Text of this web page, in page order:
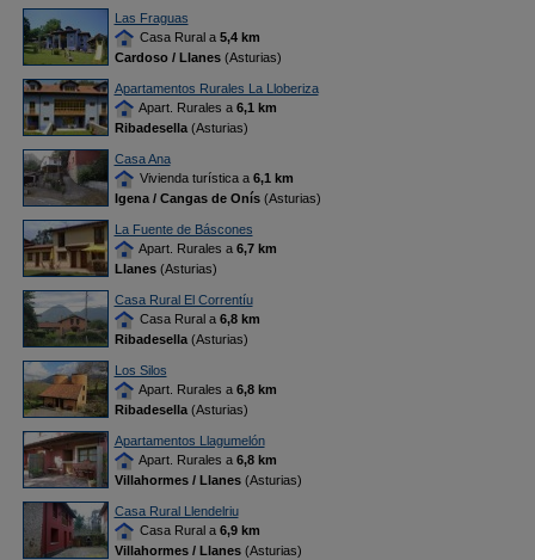
Las Fraguas
Casa Rural a 5,4 km
Cardoso / Llanes(Asturias)
Apartamentos Rurales La Lloberiza
Apart. Rurales a 6,1 km
Ribadesella(Asturias)
Casa Ana
Vivienda turística a 6,1 km
Igena / Cangas de Onís(Asturias)
La Fuente de Báscones
Apart. Rurales a 6,7 km
Llanes(Asturias)
Casa Rural El Correntíu
Casa Rural a 6,8 km
Ribadesella(Asturias)
Los Silos
Apart. Rurales a 6,8 km
Ribadesella(Asturias)
Apartamentos Llagumelón
Apart. Rurales a 6,8 km
Villahormes / Llanes(Asturias)
Casa Rural Llendelriu
Casa Rural a 6,9 km
Villahormes / Llanes(Asturias)